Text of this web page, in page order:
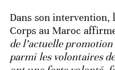
Dans son intervention,
Corps au Maroc
de l’actuelle
parmi les volontaires